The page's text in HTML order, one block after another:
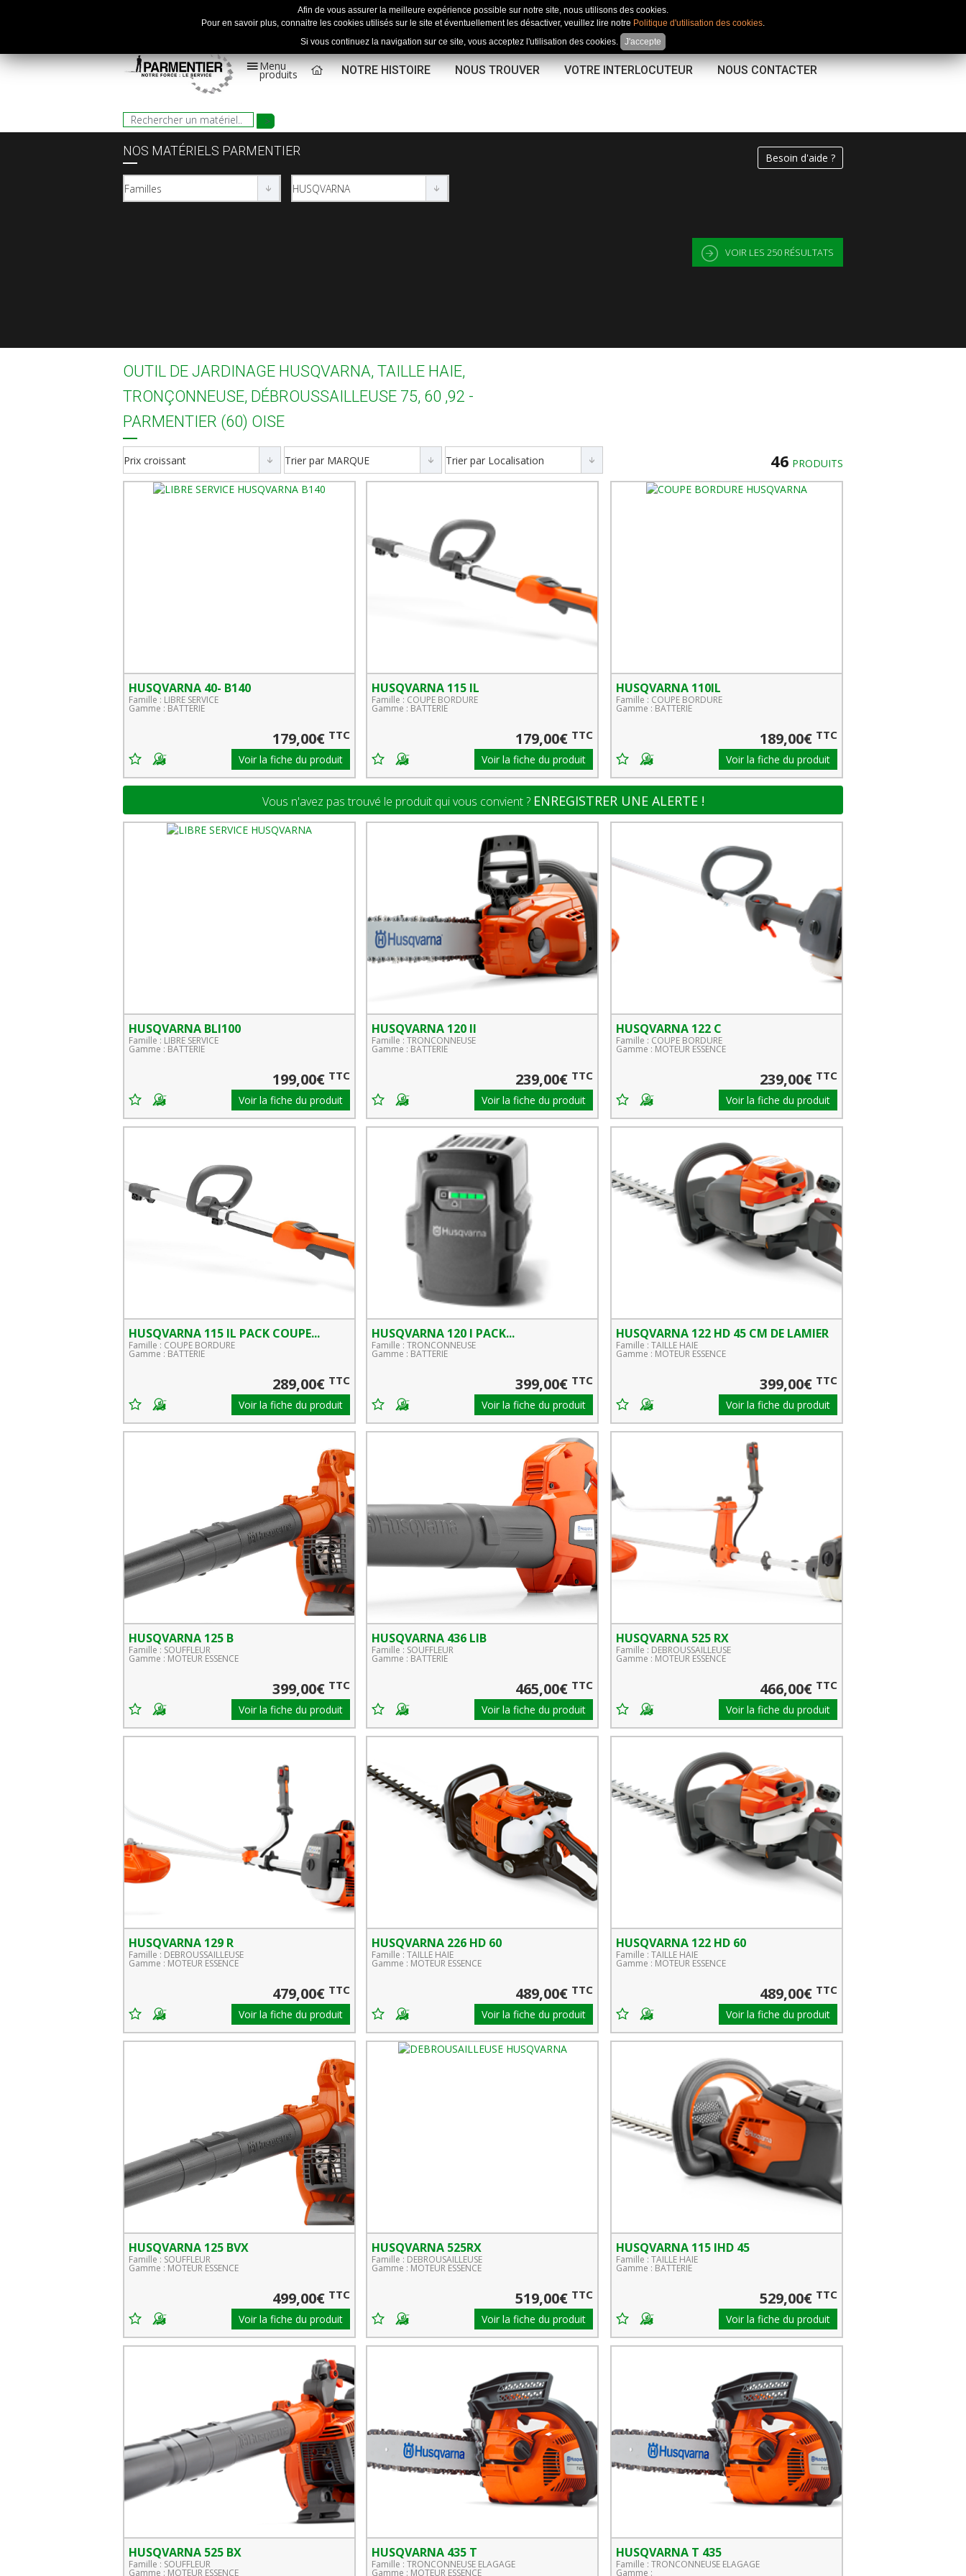
Afin de vous assurer la meilleure expérience possible sur notre site, nous utilisons des cookies.
Pour en savoir plus, connaitre les cookies utilisés sur le site et éventuellement les désactiver, veuillez lire notre Politique d'utilisation des cookies.
Si vous continuez la navigation sur ce site, vous acceptez l'utilisation des cookies.
J'accepte
Mon compte
Menu
produits NOTRE HISTOIRE NOUS TROUVER VOTRE INTERLOCUTEUR NOUS CONTACTER
NOS MATÉRIELS PARMENTIER
VOIR LES 250RÉSULTATS
Besoin d'aide ?
OUTIL DE JARDINAGE HUSQVARNA, TAILLE HAIE,
TRONÇONNEUSE, DÉBROUSSAILLEUSE 75, 60 ,92 -
PARMENTIER (60) OISE
46 PRODUITS
179,00€ TTC
HUSQVARNA 40- B140
Famille : LIBRE SERVICE
Gamme : BATTERIE
Voir la fiche du produit
179,00€ TTC
HUSQVARNA 115 IL
Famille : COUPE BORDURE
Gamme : BATTERIE
Voir la fiche du produit
189,00€ TTC
HUSQVARNA 110IL
Famille : COUPE BORDURE
Gamme : BATTERIE
Voir la fiche du produit
Vous n'avez pas trouvé le produit qui vous convient ? ENREGISTRER UNE ALERTE !
199,00€ TTC
HUSQVARNA BLI100
Famille : LIBRE SERVICE
Gamme : BATTERIE
Voir la fiche du produit
239,00€ TTC
HUSQVARNA 120 II
Famille : TRONCONNEUSE
Gamme : BATTERIE
Voir la fiche du produit
239,00€ TTC
HUSQVARNA 122 C
Famille : COUPE BORDURE
Gamme : MOTEUR ESSENCE
Voir la fiche du produit
289,00€ TTC
HUSQVARNA 115 IL PACK COUPE...
Famille : COUPE BORDURE
Gamme : BATTERIE
Voir la fiche du produit
399,00€ TTC
HUSQVARNA 120 I PACK...
Famille : TRONCONNEUSE
Gamme : BATTERIE
Voir la fiche du produit
399,00€ TTC
HUSQVARNA 122 HD 45 CM DE LAMIER
Famille : TAILLE HAIE
Gamme : MOTEUR ESSENCE
Voir la fiche du produit
399,00€ TTC
HUSQVARNA 125 B
Famille : SOUFFLEUR
Gamme : MOTEUR ESSENCE
Voir la fiche du produit
465,00€ TTC
HUSQVARNA 436 LIB
Famille : SOUFFLEUR
Gamme : BATTERIE
Voir la fiche du produit
466,00€ TTC
HUSQVARNA 525 RX
Famille : DEBROUSSAILLEUSE
Gamme : MOTEUR ESSENCE
Voir la fiche du produit
479,00€ TTC
HUSQVARNA 129 R
Famille : DEBROUSSAILLEUSE
Gamme : MOTEUR ESSENCE
Voir la fiche du produit
489,00€ TTC
HUSQVARNA 226 HD 60
Famille : TAILLE HAIE
Gamme : MOTEUR ESSENCE
Voir la fiche du produit
489,00€ TTC
HUSQVARNA 122 HD 60
Famille : TAILLE HAIE
Gamme : MOTEUR ESSENCE
Voir la fiche du produit
499,00€ TTC
HUSQVARNA 125 BVX
Famille : SOUFFLEUR
Gamme : MOTEUR ESSENCE
Voir la fiche du produit
519,00€ TTC
HUSQVARNA 525RX
Famille : DEBROUSAILLEUSE
Gamme : MOTEUR ESSENCE
Voir la fiche du produit
529,00€ TTC
HUSQVARNA 115 IHD 45
Famille : TAILLE HAIE
Gamme : BATTERIE
Voir la fiche du produit
HUSQVARNA 525 BX
Famille : SOUFFLEUR
Gamme : MOTEUR ESSENCE
HUSQVARNA 435 T
Famille : TRONCONNEUSE ELAGAGE
Gamme : MOTEUR ESSENCE
HUSQVARNA T 435
Famille : TRONCONNEUSE ELAGAGE
Gamme :